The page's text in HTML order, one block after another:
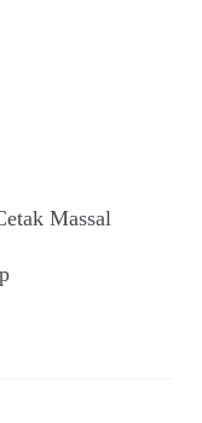
Massal